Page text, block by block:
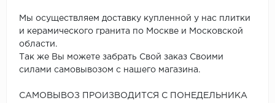
Мы осуществляем доставку купленной у нас плитки
и керамического гранита по Москве и Московской
области.
Так же Вы можете забрать Свой заказ Своими
силами самовывозом с нашего магазина.
САМОВЫВОЗ ПРОИЗВОДИТСЯ С ПОНЕДЕЛЬНИКА